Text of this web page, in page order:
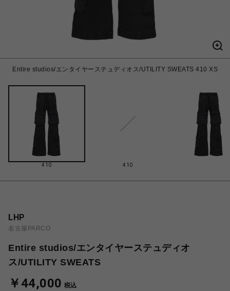
Entire studios/エンタイヤーステュディオス/UTILITY SWEATS 410 XS
410 410
LHP
名古屋PARCO
Entire studios/エンタイヤーステュディオ
ス/UTILITY SWEATS
￥44,000 税込